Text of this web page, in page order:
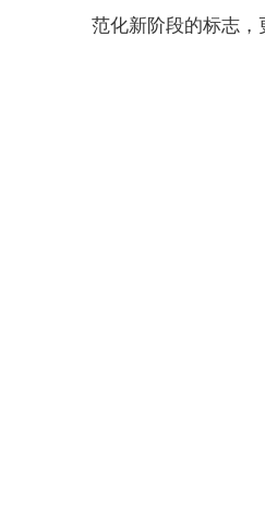
范化新阶段的标志，